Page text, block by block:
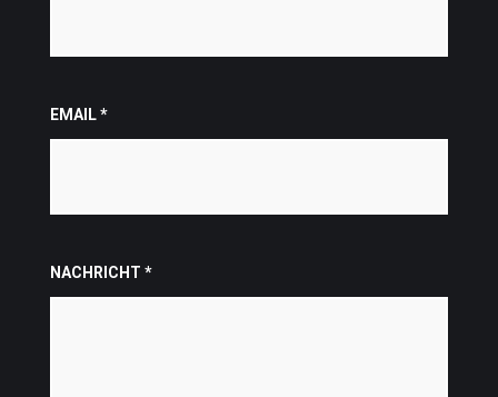
EMAIL*
NACHRICHT *